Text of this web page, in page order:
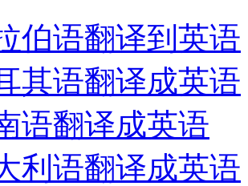
伯语翻译到英语
其语翻译成英语
语翻译成英语
利语翻译成英语